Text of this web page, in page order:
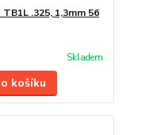
.325, 1,3mm 56
Skladem
košíku